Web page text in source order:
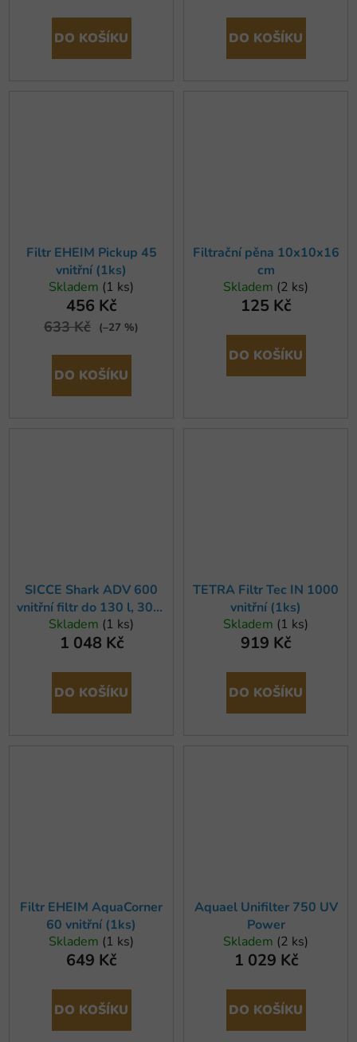
DO KOŠÍKU DO KOŠÍKU
Filtr EHEIM Pickup 45
vnitřní (1ks)
Skladem (1 ks)
456 Kč
633 Kč (–27 %)
DO KOŠÍKU
Filtrační pěna 10x10x16
cm
Skladem (2 ks)
125 Kč
DO KOŠÍKU
SICCE Shark ADV 600
vnitřní filtr do 130 l, 300-
600 l/hod (x)
Skladem (1 ks)
1 048 Kč
DO KOŠÍKU
TETRA Filtr Tec IN 1000
vnitřní (1ks)
Skladem (1 ks)
919 Kč
DO KOŠÍKU
Filtr EHEIM AquaCorner
60 vnitřní (1ks)
Skladem (1 ks)
649 Kč
DO KOŠÍKU
Aquael Unifilter 750 UV
Power
Skladem (2 ks)
1 029 Kč
DO KOŠÍKU